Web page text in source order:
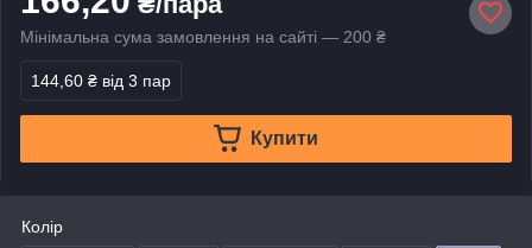
Мінімальна сума замовлення на сайті — 200 ₴
144,60 ₴ від 3 пар
Купити
Колір